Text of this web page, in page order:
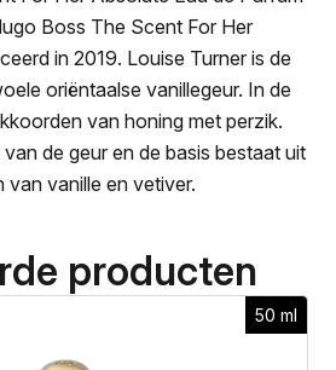
Boss The Scent For Her
in 2019. Louise Turner is de
oriëntaalse vanillegeur. In de
van honing met perzik.
de geur en de basis bestaat uit
vanille en vetiver.
producten
50 ml